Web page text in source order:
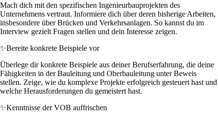
Mach dich mit den spezifischen Ingenieurbauprojekten des
Unternehmens vertraut. Informiere dich über deren bisherige Arbeiten,
insbesondere über Brücken und Verkehrsanlagen. So kannst du im
Interview gezielt Fragen stellen und dein Interesse zeigen.
✨Bereite konkrete Beispiele vor
Überlege dir konkrete Beispiele aus deiner Berufserfahrung, die deine
Fähigkeiten in der Bauleitung und Oberbauleitung unter Beweis
stellen. Zeige, wie du komplexe Projekte erfolgreich gesteuert hast und
welche Herausforderungen du gemeistert hast.
✨Kenntnisse der VOB auffrischen